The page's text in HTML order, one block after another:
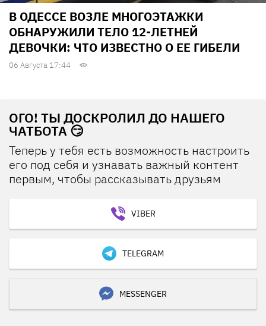
В ОДЕССЕ ВОЗЛЕ МНОГОЭТАЖКИ
ОБНАРУЖИЛИ ТЕЛО 12-ЛЕТНЕЙ
ДЕВОЧКИ: ЧТО ИЗВЕСТНО О ЕЕ ГИБЕЛИ
06 Августа 17:44
ОГО! ТЫ ДОСКРОЛИЛ ДО НАШЕГО
ЧАТБОТА 😏
Теперь у тебя есть возможность настроить
его под себя и узнавать важный контент
первым, чтобы рассказывать друзьям
VIBER
TELEGRAM
MESSENGER